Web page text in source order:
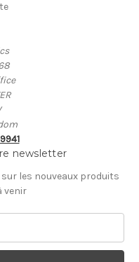
newsletter
sur les nouveaux produits
venir